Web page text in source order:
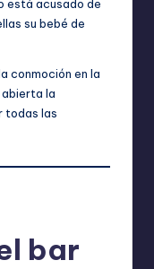
está acusado de
su bebé de
conmoción en la
la
todas las
bar